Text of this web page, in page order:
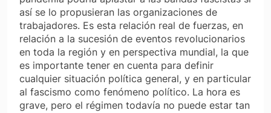
así se lo propusieran las organizaciones de
trabajadores. Es esta relación real de fuerzas, en
relación a la sucesión de eventos revolucionarios
en toda la región y en perspectiva mundial, la que
es importante tener en cuenta para definir
cualquier situación política general, y en particular
al fascismo como fenómeno político. La hora es
grave, pero el régimen todavía no puede estar tan